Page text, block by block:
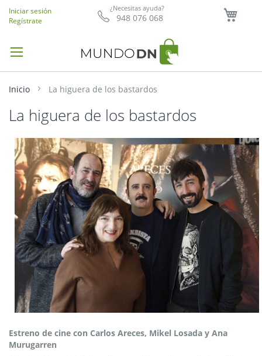
¿Necesitas ayuda?
948 076 068
Iniciar sesión
Regístrate
Inicio La higuera de los bastardos
La higuera de los bastardos
Estreno de cine con Carlos Areces, Mikel Losada y Ana
Murugarren